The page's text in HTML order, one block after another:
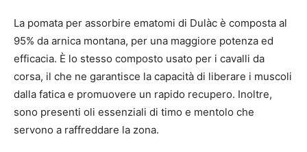
La pomata per assorbire ematomi di Dulàc è composta al
95% da arnica montana, per una maggiore potenza ed
efficacia. È lo stesso composto usato per i cavalli da
corsa, il che ne garantisce la capacità di liberare i muscoli
dalla fatica e promuovere un rapido recupero. Inoltre,
sono presenti oli essenziali di timo e mentolo che
servono a raffreddare la zona.